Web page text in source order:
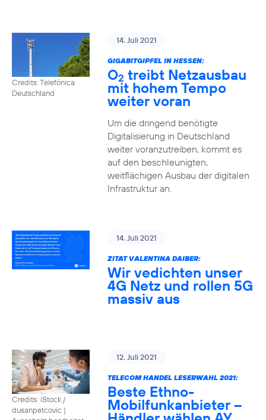
Credits: Telefónica
Deutschland
14. Juli 2021
GIGABITGIPFEL IN HESSEN:
O2 treibt Netzausbau
mit hohem Tempo
weiter voran
Um die dringend benötigte
Digitalisierung in Deutschland
weiter voranzutreiben, kommt es
auf den beschleunigten,
weitflächigen Ausbau der digitalen
Infrastruktur an.
14. Juli 2021
ZITAT VALENTINA DAIBER:
Wir vedichten unser
4G Netz und rollen 5G
massiv aus
Credits: iStock /
dusanpetcovic |
12. Juli 2021
TELECOM HANDEL LESERWAHL 2021:
Beste Ethno-
Mobilfunkanbieter –